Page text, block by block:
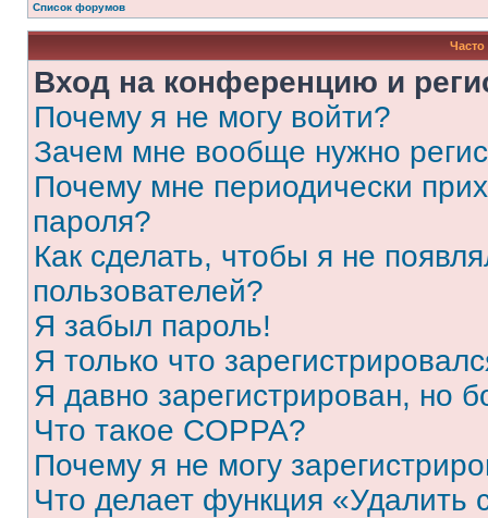
Список форумов
Вход на конференцию и
Почему я не могу войти?
Зачем мне вообще нужно
Почему мне периодически
пароля?
Как сделать, чтобы я не
пользователей?
Я забыл пароль!
Я только что
Я давно зарегистрирован, но
Что такое COPPA?
Почему я не могу
Что делает функция «Удалить